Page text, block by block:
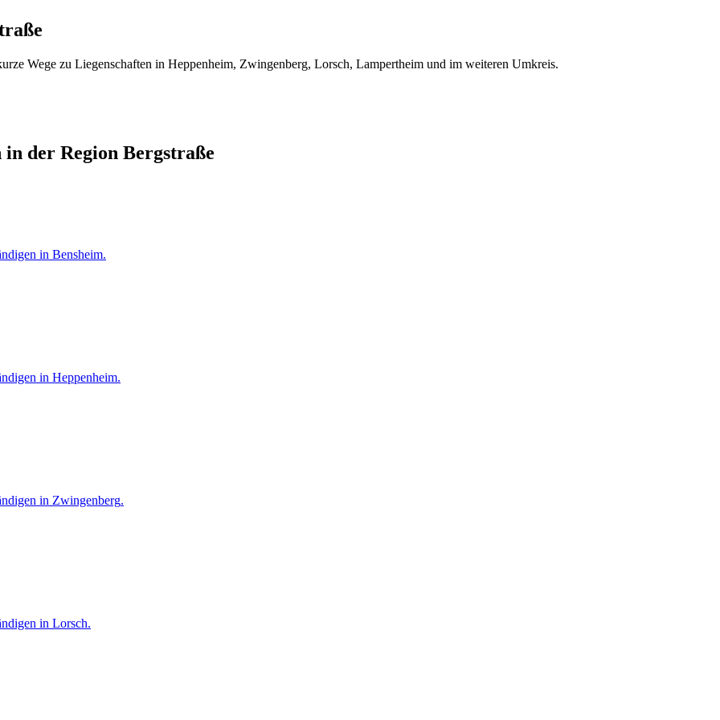
Wege zu Liegenschaften in Heppenheim, Zwingenberg, Lorsch, Lampertheim und im weiteren Umkreis.
der Region Bergstraße
in Bensheim.
in Heppenheim.
in Zwingenberg.
in Lorsch.